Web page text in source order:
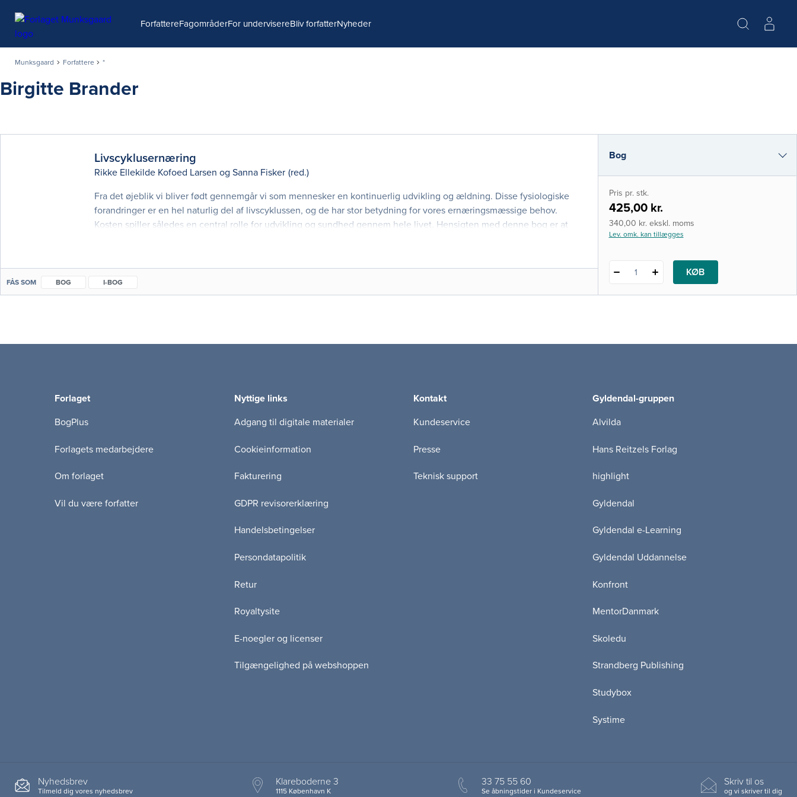
ForfattereFagområderFor undervisereBliv forfatterNyheder
Munksgaard Forfattere *
Birgitte Brander
Livscyklusernæring
Rikke Ellekilde Kofoed Larsen og Sanna Fisker (red.)
Fra det øjeblik vi bliver født gennemgår vi som mennesker en kontinuerlig udvikling og ældning. Disse fysiologiske
forandringer er en hel naturlig del af livscyklussen, og de har stor betydning for vores ernæringsmæssige behov.
Kosten spiller således en central rolle for udvikling og sundhed gennem hele livet. Hensigten med denne bog er at
FÅS SOM BOG I-BOG
Bog
i-bog
Pris pr. stk.
425,00 kr.
340,00 kr. ekskl. moms
Lev. omk. kan tillægges
1 KØB
Forlaget
BogPlus
Forlagets medarbejdere
Om forlaget
Vil du være forfatter
Nyttige links
Adgang til digitale materialer
Cookieinformation
Fakturering
GDPR revisorerklæring
Handelsbetingelser
Persondatapolitik
Retur
Royaltysite
E-noegler og licenser
Tilgængelighed på webshoppen
Kontakt
Kundeservice
Presse
Teknisk support
Gyldendal-gruppen
Alvilda
Hans Reitzels Forlag
highlight
Gyldendal
Gyldendal e-Learning
Gyldendal Uddannelse
Konfront
MentorDanmark
Skoledu
Strandberg Publishing
Studybox
Systime
Nyhedsbrev
Tilmeld dig vores nyhedsbrev
Klareboderne 3
1115 København K
33 75 55 60
Se åbningstider i Kundeservice
Skriv til os
og vi skriver til dig